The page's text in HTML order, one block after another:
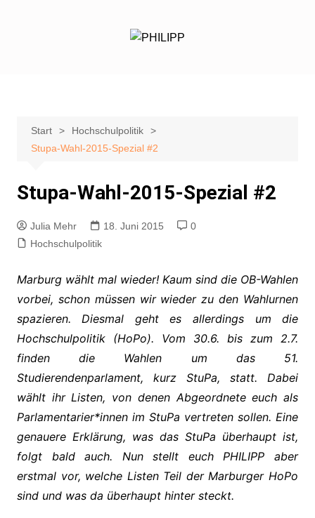
Start
Hochschulpolitik
Stupa-Wahl-2015-Spezial #2
Stupa-Wahl-2015-Spezial #2
Julia Mehr 18. Juni 2015
0
Hochschulpolitik
Marburg wählt mal wieder! Kaum sind die OB-Wahlen
vorbei, schon müssen wir wieder zu den Wahlurnen
spazieren. Diesmal geht es allerdings um die
Hochschulpolitik (HoPo). Vom 30.6. bis zum 2.7.
finden die Wahlen um das 51.
Studierendenparlament, kurz StuPa, statt. Dabei
wählt ihr Listen, von denen Abgeordnete euch als
Parlamentarier*innen im StuPa vertreten sollen. Eine
genauere Erklärung, was das StuPa überhaupt ist,
folgt bald auch. Nun stellt euch PHILIPP aber
erstmal vor, welche Listen Teil der Marburger HoPo
sind und was da überhaupt hinter steckt.